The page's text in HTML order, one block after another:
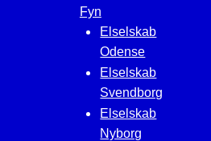
Fyn
Elselskab
Odense
Elselskab
Svendborg
Elselskab
Nyborg